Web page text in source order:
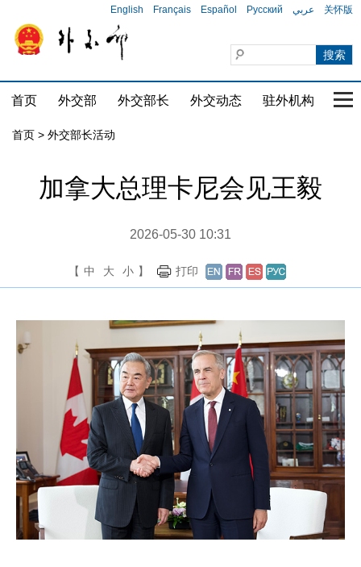
English Français Español Русский عربي 关怀版
首页 外交部 外交部长 外交动态 驻外机构 国
首页 > 外交部长活动
加拿大总理卡尼会见王毅
2026-05-30 10:31
【 中 大 小 】 打印